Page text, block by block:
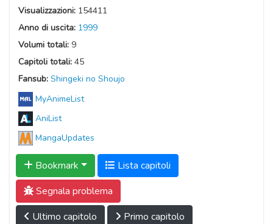
Visualizzazioni: 154411
Anno di uscita: 1999
Volumi totali: 9
Capitoli totali: 45
Fansub: Shingeki no Shoujo
MyAnimeList
AniList
MangaUpdates
Bookmark
Lista capitoli
Segnala problema
Ultimo capitolo
Primo capitolo